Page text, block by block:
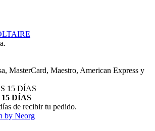
MasterCard, Maestro, American Express y
DÍAS
de recibir tu pedido.
by Neorg